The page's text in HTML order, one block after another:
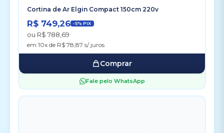
Cortina de Ar Elgin Compact 150cm 220v
R$ 749,26 -5% PIX
ou R$ 788,69
em 10x de R$ 78,87 s/ juros
Comprar
Fale pelo WhatsApp